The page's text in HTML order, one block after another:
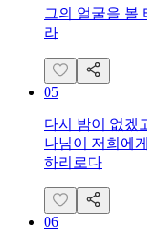
그의 얼굴을 볼
라
05
다시 밤이 없겠
나님이 저희에
하리로다
06